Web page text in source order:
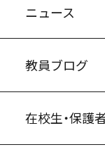
ニュース
教員ブログ
在校生・保護